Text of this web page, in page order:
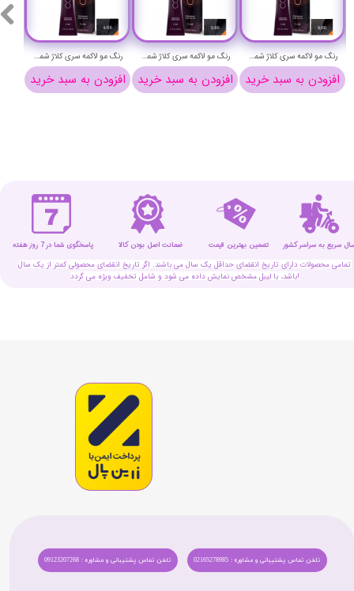
افزودن به سبد
رنگ مو لاکمه سری کلاژ شماره 8/00 ( بلوند روشن ) - Lakme Collage Hair Color
افزودن به سبد خرید
رنگ مو لاکمه سری کلاژ شماره 9/00 ( بلوند خیلی روشن ) - Lakme Collage Hair Color
افزودن به سبد خرید
رنگ مو لاکمه سری کلاژ شماره 10/00 ( بلوند پلاتینیوم ) - Lakme Collage Hair Color
خرید
تمامی محصولات دارای تاریخ انقضای حداقل یک سال می باشند. اگر تاریخ انقضای محصولی کمتر از یک سال
باشد، با لیبل مشخص نمایش داده می شود و شامل تخفیف ویژه می گردد!
ضمانت اصل بودن کالا تضمین بهترین قیمت پاسخگوی شما در 7 روز هفته سریع به سراسر کشور
تلفن تماس پشتیبانی و مشاوره : 09123207268 تلفن تماس پشتیبانی و مشاوره : 02165278985